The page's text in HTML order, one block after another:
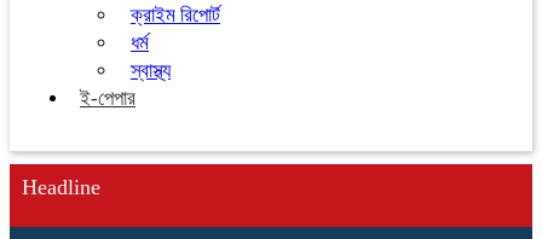
ক্রাইম রিপোর্ট
ধর্ম
স্বাস্থ্য
ই-পেপার
Headline